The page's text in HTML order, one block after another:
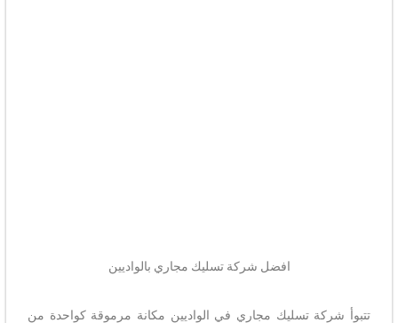
افضل شركة تسليك مجاري بالواديين
تتبوأ شركة تسليك مجاري في الواديين مكانة مرموقة كواحدة من